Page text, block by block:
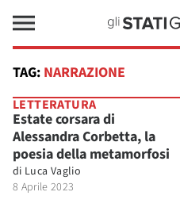
TAG: NARRAZIONE
LETTERATURA
Estate corsara di
Alessandra Corbetta, la
poesia della metamorfosi
di Luca Vaglio
8 Aprile 2023